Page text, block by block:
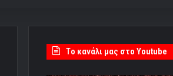
Tο κανάλι μας στο Youtube